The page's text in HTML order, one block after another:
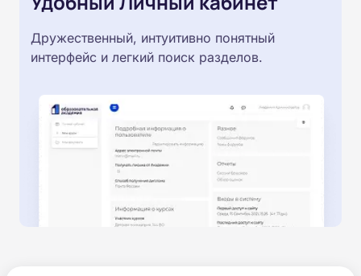
Дружественный, интуитивно понятный
интерфейс и легкий поиск разделов.